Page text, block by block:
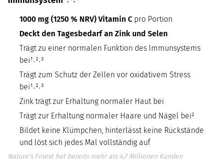
1000 mg (1250 % NRV) Vitamin C pro Portion
Deckt den Tagesbedarf an Zink und Selen
Trägt zu einer normalen Funktion des Immunsystems
bei¹˒²˒³
Trägt zum Schutz der Zellen vor oxidativem Stress
bei¹˒²˒³
Zink trägt zur Erhaltung normaler Haut bei
Trägt zur Erhaltung normaler Haare und Nägel bei²
Bildet keine Klümpchen, hinterlässt keine Rückstände
und löst sich jedes Mal vollständig auf
Nature’s Finest hat bereits mehr als 4,7 Millionen Kunden